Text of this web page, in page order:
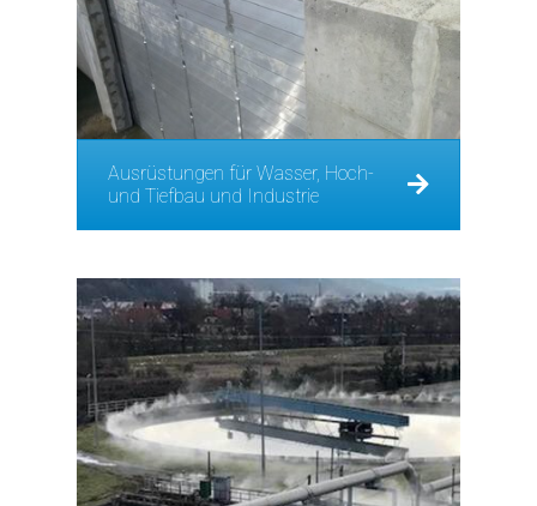
Ausrüstungen für Wasser, Hoch-
und Tiefbau und Industrie